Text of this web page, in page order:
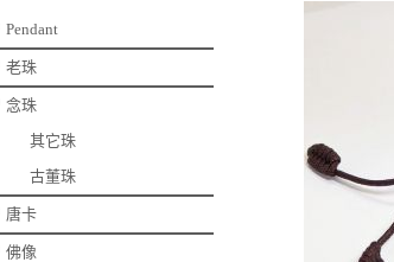
Pendant
老珠
念珠
其它珠
古董珠
唐卡
佛像